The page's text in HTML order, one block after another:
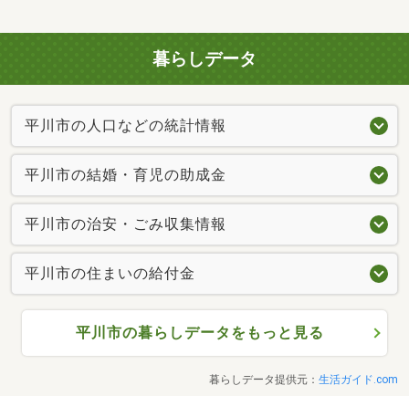
暮らしデータ
平川市の人口などの統計情報
平川市の結婚・育児の助成金
平川市の治安・ごみ収集情報
平川市の住まいの給付金
平川市の暮らしデータをもっと見る
暮らしデータ提供元： 生活ガイド.com